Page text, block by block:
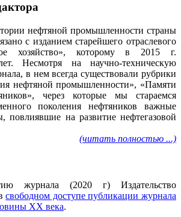
нефтяной промышленности страны
с изданием старейшего отраслевого
хозяйство», которому в 2015 г.
Несмотря на научно-техническую
в нем всегда существовали рубрики
нефтяной промышленности», «Памяти
через которые мы стараемся
поколения нефтяников важные
повлиявшие на развитие нефтегазовой
(читать полностью ...)
журнала (2020 г) Издательство
свободном доступе публикации журнала
ХХ века.